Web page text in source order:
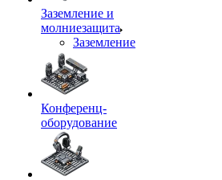
Заземление и
молниезащита
Заземление
Конференц-
оборудование